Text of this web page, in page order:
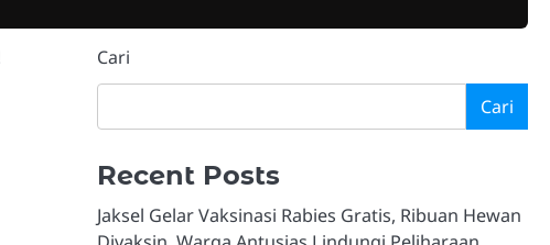
Today
KriminalitasUMKMSosialLifestyleHiburan Video
Cari
Cari
Recent Posts
Jaksel Gelar Vaksinasi Rabies Gratis, Ribuan Hewan